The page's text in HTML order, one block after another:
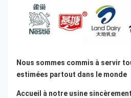
Nous sommes commis à servir
estimées partout dans le monde
Accueil à notre usine